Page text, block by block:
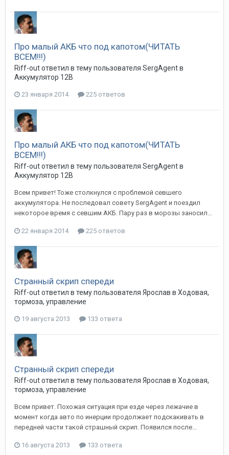
Про малый АКБ что под капотом(ЧИТАТЬ
ВСЕМ!!!)
Riff-outответил в тему пользователя SergAgentв
Аккумулятор 12В
23 января 2014 225 ответов
Про малый АКБ что под капотом(ЧИТАТЬ
ВСЕМ!!!)
Riff-outответил в тему пользователя SergAgentв
Аккумулятор 12В
Всем привет! Тоже столкнулся с проблемой севшего
аккумулятора. Не последовал совету SergAgent и поездил
некоторое время с севшим АКБ. Пару раз в морозы заносил...
22 января 2014 225 ответов
Странный скрип спереди
Riff-outответил в тему пользователя Ярослав в Ходовая,
тормоза, управление
19 августа 2013 133 ответа
Странный скрип спереди
Riff-outответил в тему пользователя Ярослав в Ходовая,
тормоза, управление
Всем привет. Похожая ситуация при езде через лежачие в
момент когда авто по инерции продолжает подскакивать в
передней части такой страшный скрип. Появился после...
16 августа 2013 133 ответа